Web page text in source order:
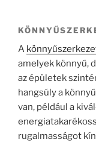
A
amelyek könnyű,
az épületek
hangsúly a
van, például a
rugalmasságot